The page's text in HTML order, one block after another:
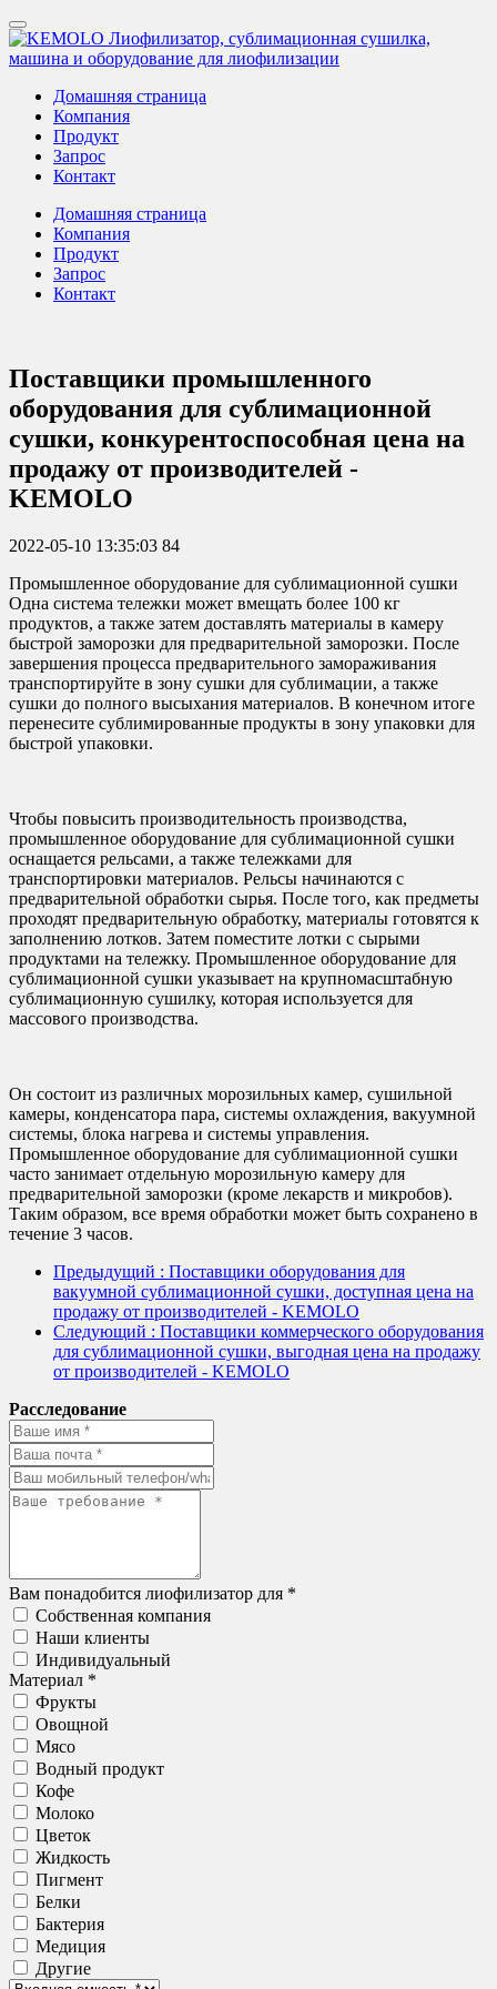
Домашняя страница
Компания
Продукт
Запрос
Контакт
Домашняя страница
Компания
Продукт
Запрос
Контакт
Поставщики промышленного
оборудования для сублимационной
сушки, конкурентоспособная цена на
продажу от производителей -
KEMOLO
2022-05-10 13:35:03 84
Промышленное оборудование для сублимационной сушки
Одна система тележки может вмещать более 100 кг
продуктов, а также затем доставлять материалы в камеру
быстрой заморозки для предварительной заморозки. После
завершения процесса предварительного замораживания
транспортируйте в зону сушки для сублимации, а также
сушки до полного высыхания материалов. В конечном итоге
перенесите сублимированные продукты в зону упаковки для
быстрой упаковки.
Чтобы повысить производительность производства,
промышленное оборудование для сублимационной сушки
оснащается рельсами, а также тележками для
транспортировки материалов. Рельсы начинаются с
предварительной обработки сырья. После того, как предметы
проходят предварительную обработку, материалы готовятся к
заполнению лотков. Затем поместите лотки с сырыми
продуктами на тележку. Промышленное оборудование для
сублимационной сушки указывает на крупномасштабную
сублимационную сушилку, которая используется для
массового производства.
Он состоит из различных морозильных камер, сушильной
камеры, конденсатора пара, системы охлаждения, вакуумной
системы, блока нагрева и системы управления.
Промышленное оборудование для сублимационной сушки
часто занимает отдельную морозильную камеру для
предварительной заморозки (кроме лекарств и микробов).
Таким образом, все время обработки может быть сохранено в
течение 3 часов.
Предыдущий : Поставщики оборудования для
вакуумной сублимационной сушки, доступная цена на
продажу от производителей - KEMOLO
Следующий : Поставщики коммерческого оборудования
для сублимационной сушки, выгодная цена на продажу
от производителей - KEMOLO
Расследование
Вам понадобится лиофилизатор для *
Собственная компания
Наши клиенты
Индивидуальный
Материал *
Фрукты
Овощной
Мясо
Водный продукт
Кофе
Молоко
Цветок
Жидкость
Пигмент
Белки
Бактерия
Медиция
Другие